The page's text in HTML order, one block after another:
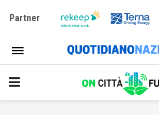
Partner